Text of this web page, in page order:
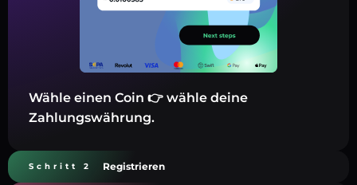
Wähle einen Coin 👉 wähle deine
Zahlungswährung.
Schritt 2 Registrieren